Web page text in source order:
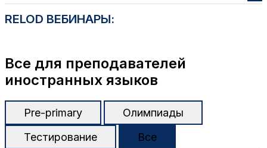
RELOD ВЕБИНАРЫ:
Все для преподавателей
иностранных языков
Pre-primary
Олимпиады
Тестирование
Все